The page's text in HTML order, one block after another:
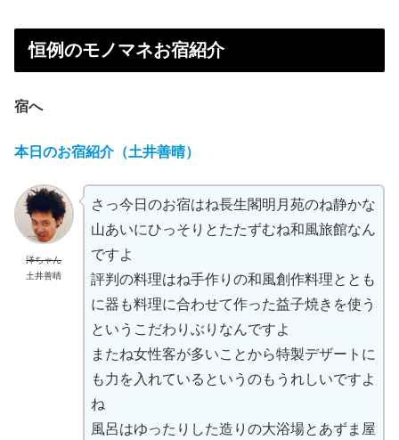
恒例のモノマネお宿紹介
宿へ
本日のお宿紹介（土井善晴）
洋ちゃん
土井善晴
さっ今日のお宿はね長生閣明月苑のね静かな
山あいにひっそりとたたずむね和風旅館なん
ですよ
評判の料理はね手作りの和風創作料理ととも
に器も料理に合わせて作った益子焼きを使う
というこだわりぶりなんですよ
またね女性客が多いことから特製デザートに
も力を入れているというのもうれしいですよ
ね
風呂はゆったりした造りの大浴場とあずま屋